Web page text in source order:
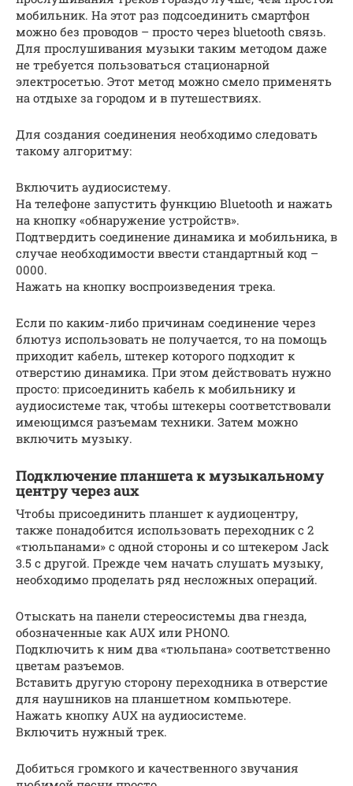
мобильник. На этот раз подсоединить смартфон
можно без проводов – просто через bluetooth связь.
Для прослушивания музыки таким методом даже
не требуется пользоваться стационарной
электросетью. Этот метод можно смело применять
на отдыхе за городом и в путешествиях.
Для создания соединения необходимо следовать
такому алгоритму:
Включить аудиосистему.
На телефоне запустить функцию Bluetooth и нажать
на кнопку «обнаружение устройств».
Подтвердить соединение динамика и мобильника, в
случае необходимости ввести стандартный код –
0000.
Нажать на кнопку воспроизведения трека.
Если по каким-либо причинам соединение через
блютуз использовать не получается, то на помощь
приходит кабель, штекер которого подходит к
отверстию динамика. При этом действовать нужно
просто: присоединить кабель к мобильнику и
аудиосистеме так, чтобы штекеры соответствовали
имеющимся разъемам техники. Затем можно
включить музыку.
Подключение планшета к музыкальному
центру через aux
Чтобы присоединить планшет к аудиоцентру,
также понадобится использовать переходник с 2
«тюльпанами» с одной стороны и со штекером Jack
3.5 с другой. Прежде чем начать слушать музыку,
необходимо проделать ряд несложных операций.
Отыскать на панели стереосистемы два гнезда,
обозначенные как AUX или PHONO.
Подключить к ним два «тюльпана» соответственно
цветам разъемов.
Вставить другую сторону переходника в отверстие
для наушников на планшетном компьютере.
Нажать кнопку AUX на аудиосистеме.
Включить нужный трек.
Добиться громкого и качественного звучания